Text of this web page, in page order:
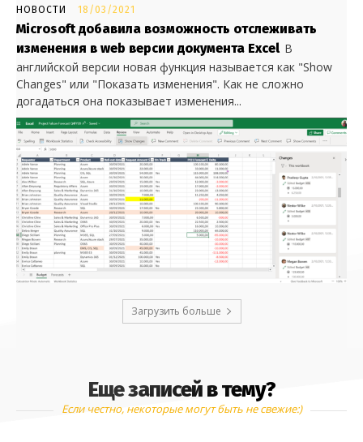
НОВОСТИ 18/03/2021
Microsoft добавила возможность отслеживать
изменения в web версии документа Excel В
английской версии новая функция называется как "Show
Changes" или "Показать изменения". Как не сложно
догадаться она показывает изменения...
Загрузить больше
Еще записей в тему?
Если честно, некоторые могут быть не свежие:)